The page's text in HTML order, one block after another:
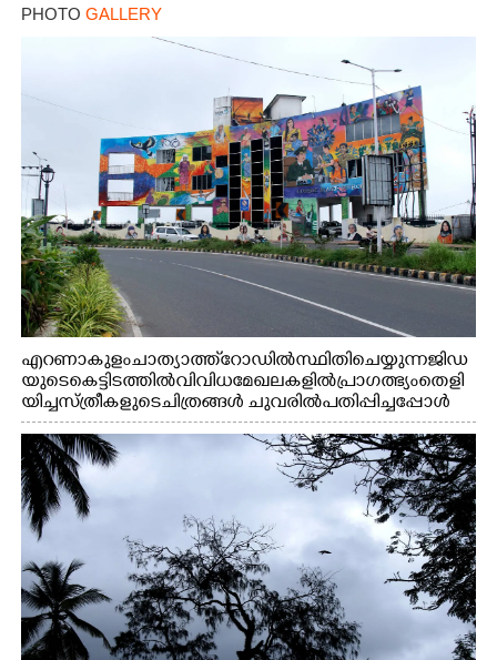
PHOTO GALLERY
എറണാകുളം ചാത്യാത്ത് റോഡിൽ സ്ഥിതി ചെയ്യുന്ന ജിഡ
യുടെ കെട്ടിടത്തിൽ വിവിധ മേഖലകളിൽ പ്രാഗത്ഭ്യം തെളി
യിച്ച സ്ത്രീകളുടെ ചിത്രങ്ങൾ ചുവരിൽ പതിപ്പിച്ചപ്പോൾ